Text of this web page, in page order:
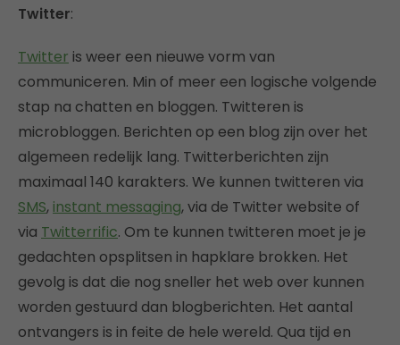
Twitter:
Twitter is weer een nieuwe vorm van
communiceren. Min of meer een logische volgende
stap na chatten en bloggen. Twitteren is
microbloggen. Berichten op een blog zijn over het
algemeen redelijk lang. Twitterberichten zijn
maximaal 140 karakters. We kunnen twitteren via
SMS, instant messaging, via de Twitter website of
via Twitterrific. Om te kunnen twitteren moet je je
gedachten opsplitsen in hapklare brokken. Het
gevolg is dat die nog sneller het web over kunnen
worden gestuurd dan blogberichten. Het aantal
ontvangers is in feite de hele wereld. Qua tijd en